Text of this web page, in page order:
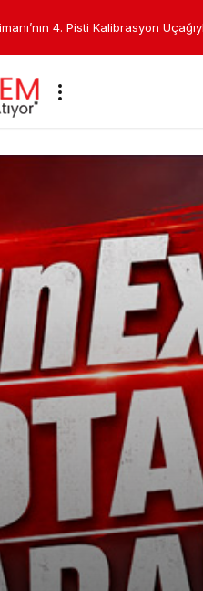
Uluslararası İnovasyon